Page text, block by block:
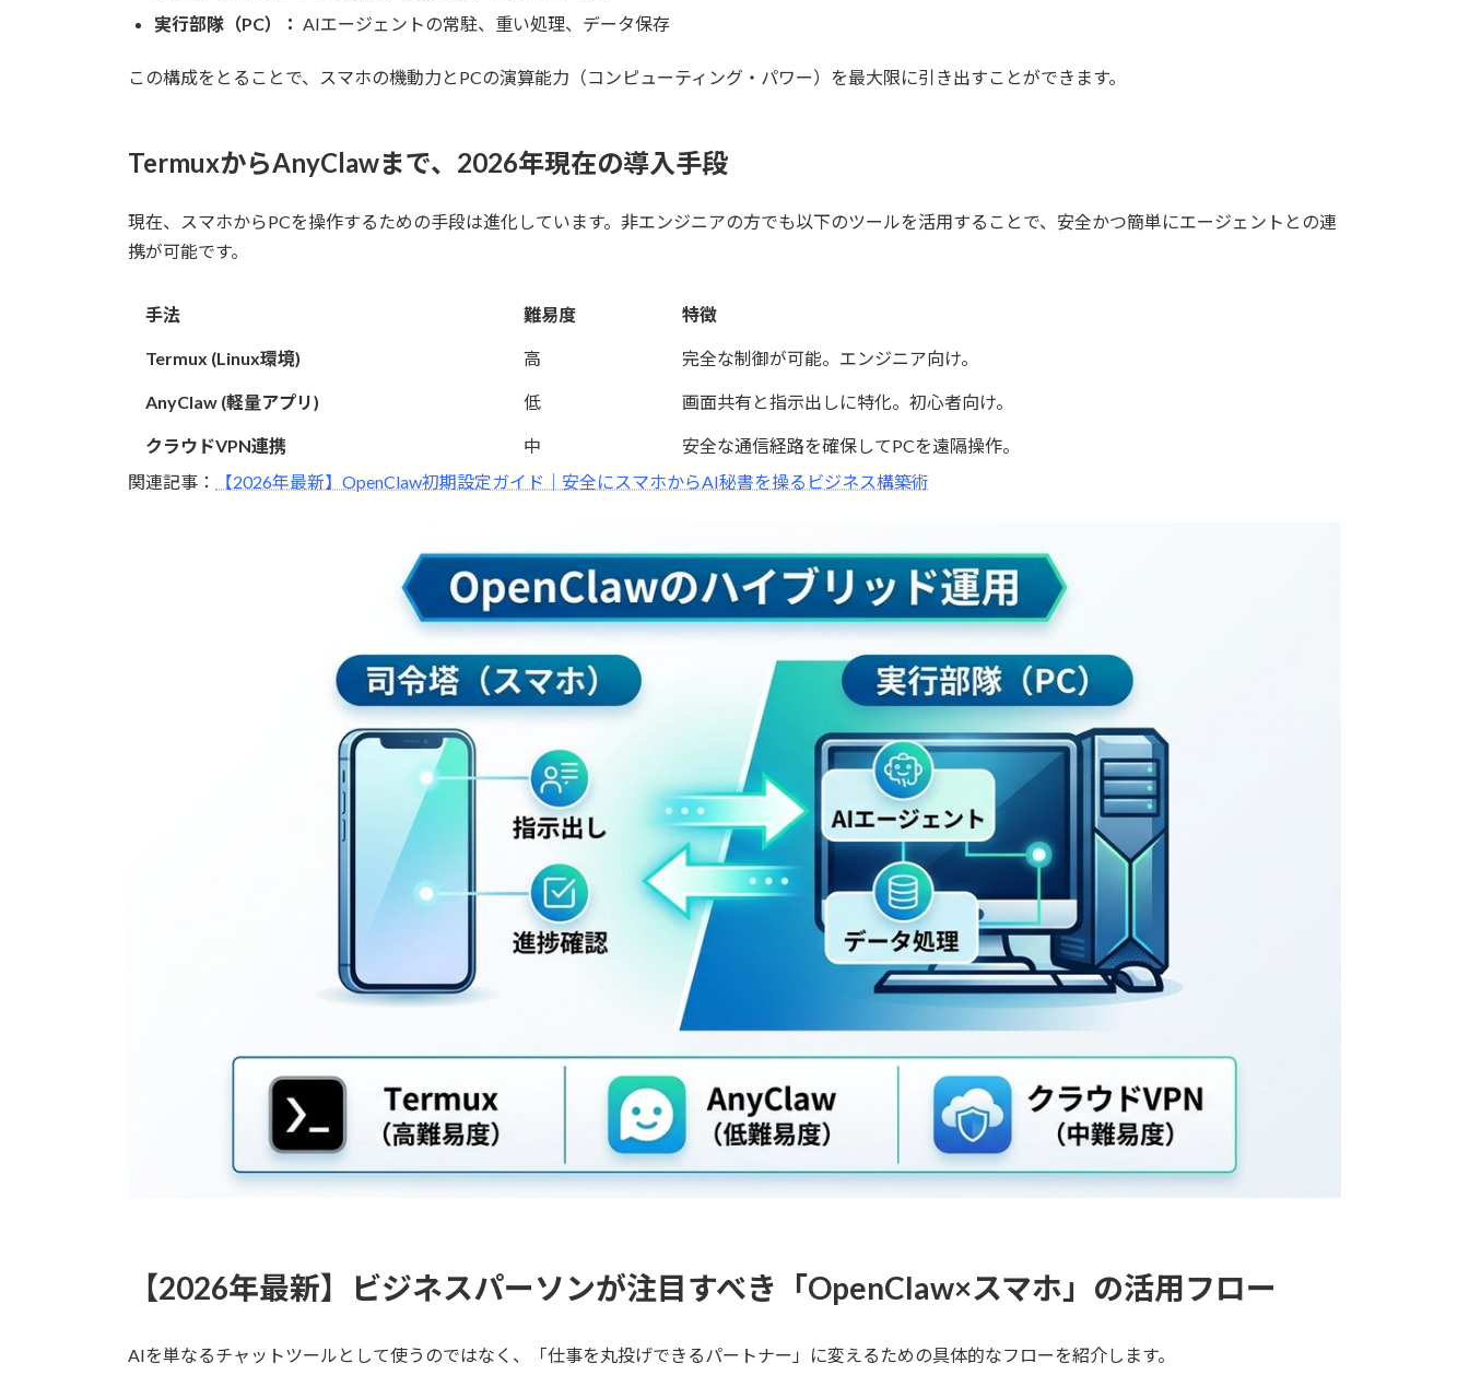
実行部隊（PC）： AIエージェントの常駐、重い処理、データ保存
この構成をとることで、スマホの機動力とPCの演算能力（コンピューティング・パワー）を最大限に引き出すことができます。
TermuxからAnyClawまで、2026年現在の導入手段
現在、スマホからPCを操作するための手段は進化しています。非エンジニアの方でも以下のツールを活用することで、安全かつ簡単にエージェントとの連
携が可能です。
手法 難易度 特徴
Termux (Linux環境) 高 完全な制御が可能。エンジニア向け。
AnyClaw (軽量アプリ) 低 画面共有と指示出しに特化。初心者向け。
クラウドVPN連携 中
安全な通信経路を確保してPCを遠隔操作。
関連記事：
【2026年最新】OpenClaw初期設定ガイド｜安全にスマホからAI秘書を操るビジネス構築術
【2026年最新】ビジネスパーソンが注目すべき「OpenClaw×スマホ」の活用フロー
AIを単なるチャットツールとして使うのではなく、「仕事を丸投げできるパートナー」に変えるための具体的なフローを紹介します。